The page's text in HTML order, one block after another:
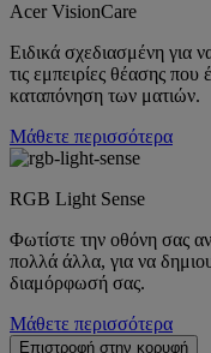
Acer VisionCare
Ειδικά σχεδιασμένη για
τις εμπειρίες θέασης
καταπόνηση των ματιών.
Μάθετε περισσότερα
RGB Light Sense
Φωτίστε την οθόνη σας
πολλά άλλα, για να
διαμόρφωσή σας.
Μάθετε περισσότερα
Επιστροφή στην κορυφή